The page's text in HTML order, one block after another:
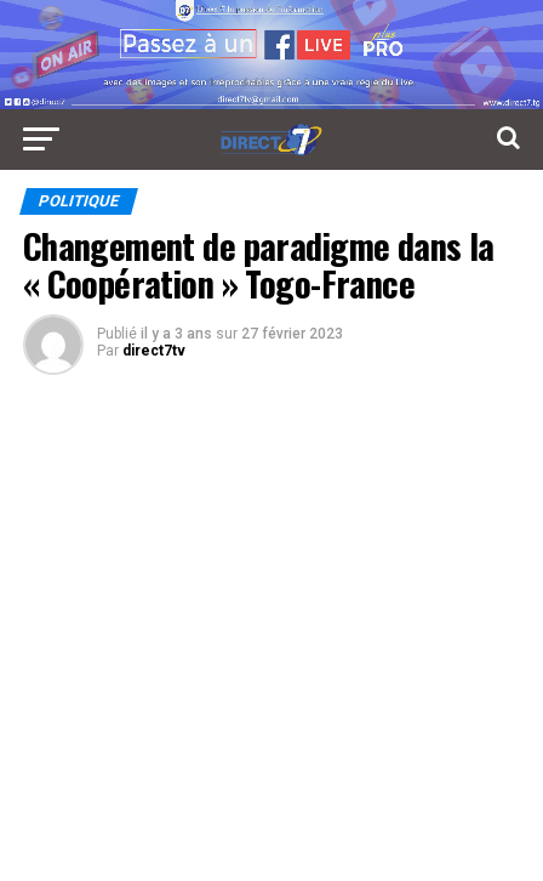
POLITIQUE
Changement de paradigme dans la
« Coopération » Togo-France
Publié il y a 3 ans sur 27 février 2023
Par direct7tv